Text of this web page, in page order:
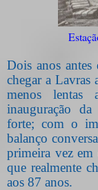
Dois anos
chegar a Lavras
menos
inauguração da
forte; com o
balanço
primeira vez em
que realmente
aos 87 anos.